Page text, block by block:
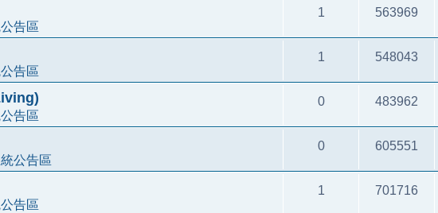
告區
1 563969
告區
1 548043
告區
0 483962
公告區
0 605551
告區
1 701716